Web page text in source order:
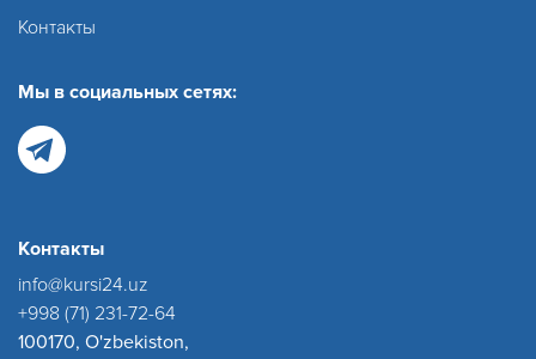
Контакты
Мы в социальных сетях:
Контакты
info@kursi24.uz
+998 (71) 231-72-64
100170, O'zbekiston,